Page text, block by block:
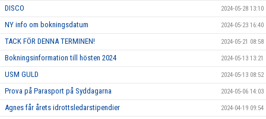
DISCO 2024-05-28 13:10
NY info om bokningsdatum 2024-05-23 16:40
TACK FÖR DENNA TERMINEN! 2024-05-21 08:58
Bokningsinformation till hösten 2024 2024-05-13 13:21
USM GULD 2024-05-13 08:52
Prova på Parasport på Syddagarna 2024-05-06 14:03
Agnes får årets idrottsledarstipendier 2024-04-19 09:54